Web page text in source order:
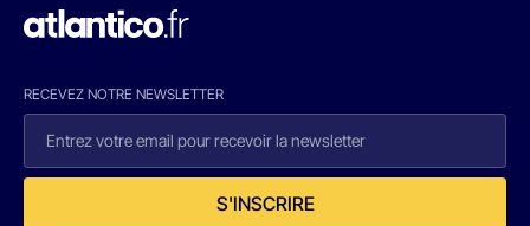
RECEVEZ NOTRE NEWSLETTER
S'INSCRIRE